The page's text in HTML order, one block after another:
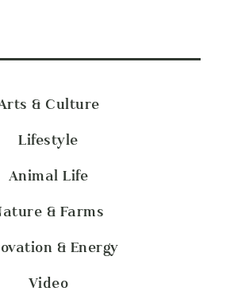
& Culture
Lifestyle
Animal Life
& Farms
& Energy
Video